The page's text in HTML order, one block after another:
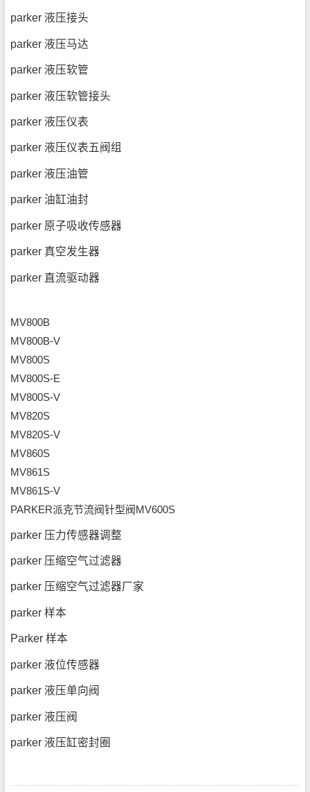
parker 液压接头
parker 液压马达
parker 液压软管
parker 液压软管接头
parker 液压仪表
parker 液压仪表五阀组
parker 液压油管
parker 油缸油封
parker 原子吸收传感器
parker 真空发生器
parker 直流驱动器
MV800B
MV800B-V
MV800S
MV800S-E
MV800S-V
MV820S
MV820S-V
MV860S
MV861S
MV861S-V
PARKER派克节流阀针型阀MV600S
parker 压力传感器调整
parker 压缩空气过滤器
parker 压缩空气过滤器厂家
parker 样本
Parker 样本
parker 液位传感器
parker 液压单向阀
parker 液压阀
parker 液压缸密封圈